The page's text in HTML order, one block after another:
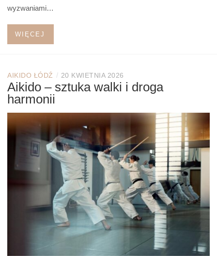
wyzwaniami…
WIĘCEJ
AIKIDO ŁÓDŹ / 20 KWIETNIA 2026
Aikido – sztuka walki i droga
harmonii